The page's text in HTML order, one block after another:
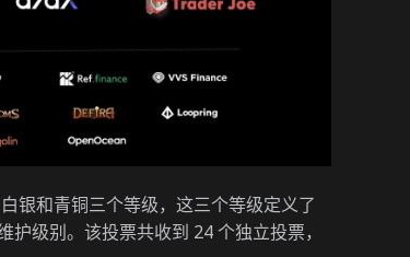
银和青铜三个等级，这三个等级定义了
级别。该投票共收到 24 个独立投票，